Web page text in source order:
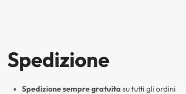
Spedizione
Spedizione sempre gratuita su tutti gli ordini